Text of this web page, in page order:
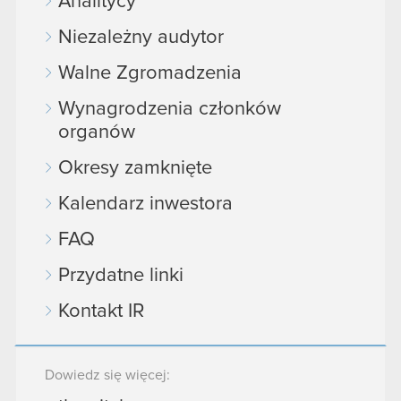
Niezależny audytor
Walne Zgromadzenia
Wynagrodzenia członków
organów
Okresy zamknięte
Kalendarz inwestora
FAQ
Przydatne linki
Kontakt IR
Dowiedz się więcej: